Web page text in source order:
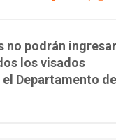
no podrán
los visados
Departamento